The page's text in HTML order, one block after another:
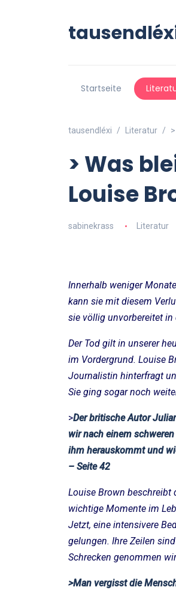
Startseite
tausendléxi Literatur
> Was
Louise
sabinekrass Literatur
Innerhalb weniger
kann sie mit diesem
sie völlig unvorbereitet in
Der Tod gilt in unserer
im Vordergrund. Louise
Journalistin hinterfragt
Sie ging sogar noch
>Der britische Autor
wir nach einem
ihm herauskommt und
– Seite 42
Louise Brown beschreibt
wichtige Momente im
Jetzt, eine intensivere
gelungen. Ihre Zeilen
Schrecken genommen
>Man vergisst die